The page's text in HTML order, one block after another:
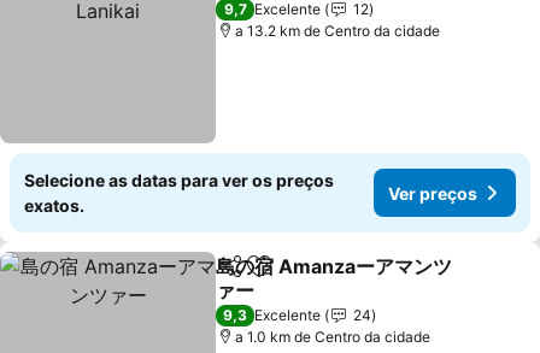
9,7 Excelente
12
a 13.2 km de Centro da cidade
Selecione as datas para ver os preços
exatos.
Ver preços
PartilharAdicionar aos favoritos
島の宿 Amanzaーアマンツ
ァー
Ver preços
9,3 Excelente
24
a 1.0 km de Centro da cidade